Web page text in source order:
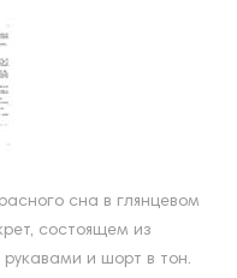
сна в глянцевом
состоящем из
и шорт в тон.